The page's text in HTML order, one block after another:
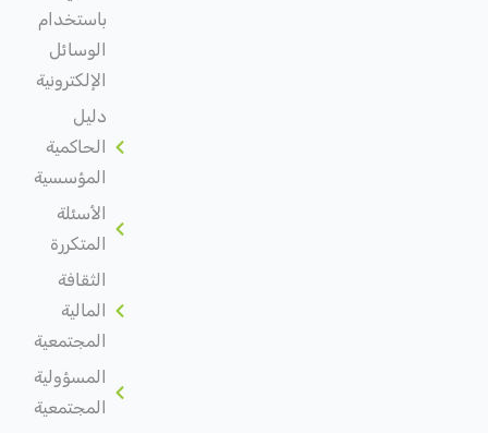
باستخدام
الوسائل
الإلكترونية
دليل
الحاكمية
المؤسسية
الأسئلة
المتكررة
الثقافة
المالية
المجتمعية
المسؤولية
المجتمعية